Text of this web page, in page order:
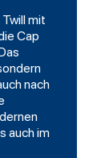
mit
Cap
nach
auch im